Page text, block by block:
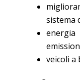
sistema
veicoli a